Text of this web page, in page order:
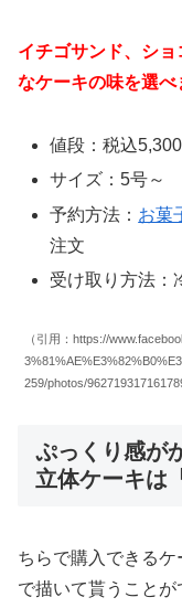
イチゴサンド、シ
なケーキの味を選べ
値段：税込
サイズ：5号～
予約方法： お菓
注文
受け取り方法：
（引用：https://
259/photos/
ぷっくり感が
立体ケーキは
ちらで購入できる
で描いて貰うこと